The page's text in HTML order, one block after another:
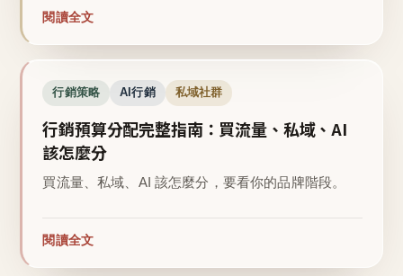
閱讀全文
行銷策略 AI行銷 私域社群
行銷預算分配完整指南：買流量、私域、AI
該怎麼分
買流量、私域、AI 該怎麼分，要看你的品牌階段。
閱讀全文